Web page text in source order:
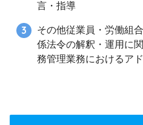
言・指導
その他従業員・労働組
係法令の解釈・運用に
務管理業務におけるア